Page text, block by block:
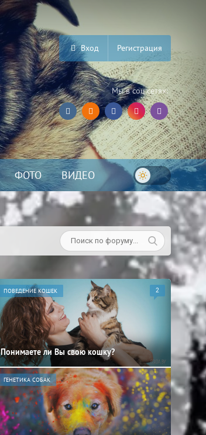
Вход Регистрация
Мы в соц.сетях:
ФОТО ВИДЕО
ПОВЕДЕНИЕ КОШЕК 2
Понимаете ли Вы свою кошку?
ГЕНЕТИКА СОБАК